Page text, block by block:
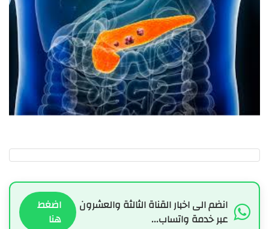
انضم الى اخبار القناة الثالثة والعشرون
عبر خدمة واتساب...
اضغط
هنا